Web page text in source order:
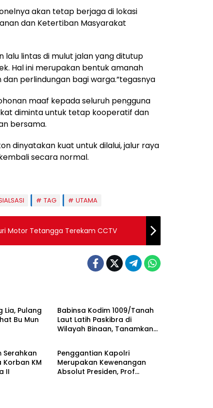
akan tetap berjaga di lokasi
dan Ketertiban Masyarakat
lalu lintas di mulut jalan yang ditutup
Hal ini merupakan bentuk amanah
perlindungan bagi warga.”tegasnya
maaf kepada seluruh pengguna
diminta untuk tetap kooperatif dan
bersama.
dinyatakan kuat untuk dilalui, jalur raya
secara normal.
TAG UTAMA
Motor Tetangga Terekam CCTV
Lia, Pulang
Bu Mun
Babinsa Kodim 1009/Tanah
Laut Latih Paskibra di
Wilayah Binaan, Tanamkan
Serahkan
Korban KM
II
BERITA UTAMA
Penggantian Kapolri
Merupakan Kewenangan
Absolut Presiden, Prof